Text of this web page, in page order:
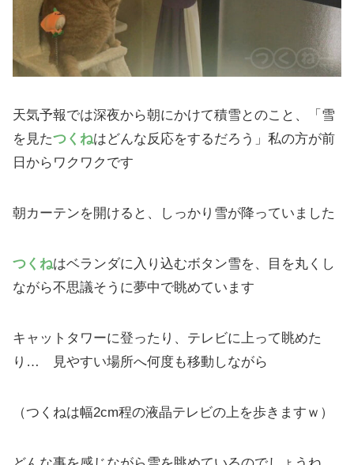
天気予報では深夜から朝にかけて積雪とのこと、「雪
を見たつくねはどんな反応をするだろう」私の方が前
日からワクワクです
朝カーテンを開けると、しっかり雪が降っていました
つくねはベランダに入り込むボタン雪を、目を丸くし
ながら不思議そうに夢中で眺めています
キャットタワーに登ったり、テレビに上って眺めた
り… 見やすい場所へ何度も移動しながら
（つくねは幅2cm程の液晶テレビの上を歩きますｗ）